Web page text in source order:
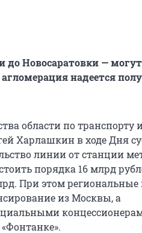
до Новосаратовки — могут
надеется
области по транспорту
Харлашкин в ходе Дня
линии от станции
порядка 16 млрд
При этом региональные
из Москвы, а